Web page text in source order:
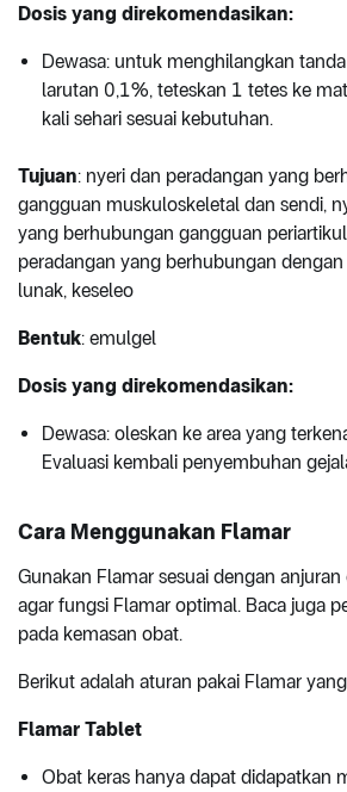
Dosis yang direkomendasikan:
Dewasa: untuk menghilangkan
larutan 0,1%, teteskan 1 tetes ke
kali sehari sesuai kebutuhan.
Tujuan: nyeri dan peradangan yang
gangguan muskuloskeletal dan sendi,
yang berhubungan gangguan
peradangan yang berhubungan
lunak, keseleo
Bentuk: emulgel
Dosis yang direkomendasikan:
Dewasa: oleskan ke area yang
Evaluasi kembali penyembuhan
Cara Menggunakan Flamar
Gunakan Flamar sesuai dengan
agar fungsi Flamar optimal. Baca juga
pada kemasan obat.
Berikut adalah aturan pakai Flamar
Flamar Tablet
Obat keras hanya dapat didapatkan